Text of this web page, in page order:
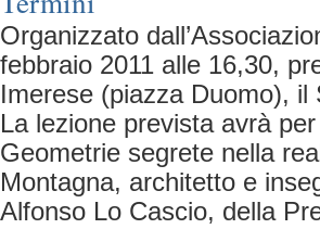
Organizzato
febbraio 2011 alle 16,30,
Imerese (piazza Duomo), il
La lezione prevista avrà
Geometrie segrete nella
Montagna, architetto e
Alfonso Lo Cascio, della